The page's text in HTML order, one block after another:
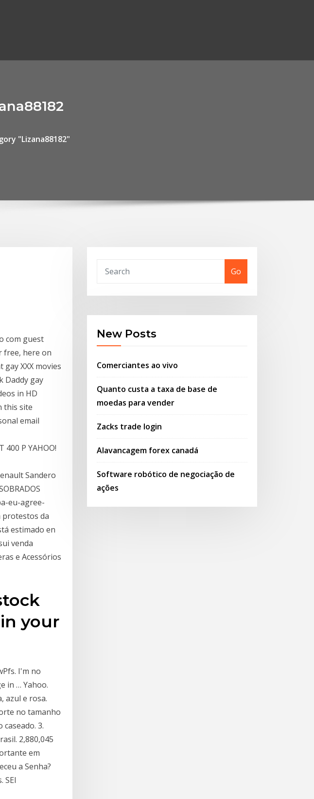
"Lizana88182"
com guest
free, here on
XXX movies
Daddy gay
in HD
this site
email
400 P YAHOO!
Sandero
eu-agree-
protestos da
estimado en
venda
e Acessórios
your
I'm no
in … Yahoo.
azul e rosa.
no tamanho
3.
2,880,045
em
a Senha?
SEI
Go
New Posts
Comerciantes ao vivo
Quanto custa a taxa de base de
moedas para vender
Zacks trade login
Alavancagem forex canadá
Software robótico de negociação de
ações